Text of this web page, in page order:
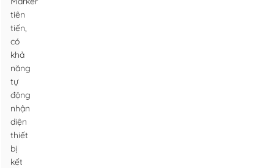
tiên
tiến,
có
khả
năng
tự
động
nhận
diện
thiết
bị
kết